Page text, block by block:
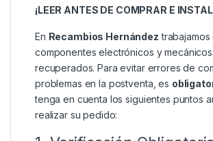
¡LEER ANTES DE COMPRAR E
En Recambios Hernández trabajamos
componentes electrónicos y mecánicos
recuperados. Para evitar errores de
problemas en la postventa, es
tenga en cuenta los siguientes puntos
realizar su pedido: